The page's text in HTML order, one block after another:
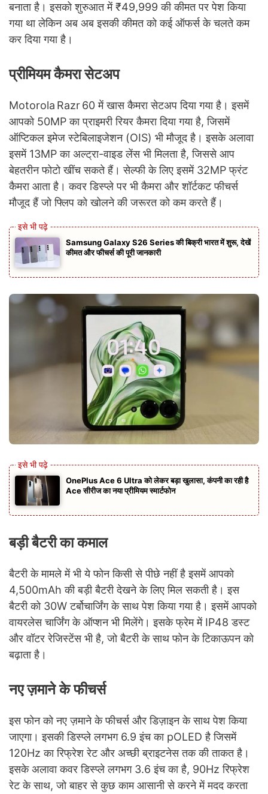
बनाता है। इसको शुरुआत में ₹49,999 की कीमत पर पेश किया
गया था लेकिन अब अब इसकी कीमत को कई ऑफर्स के चलते कम
कर दिया गया है।
प्रीमियम कैमरा सेटअप
Motorola Razr 60 में खास कैमरा सेटअप दिया गया है। इसमें
आपको 50MP का प्राइमरी रियर कैमरा दिया गया है, जिसमें
ऑप्टिकल इमेज स्टेबिलाइजेशन (OIS) भी मौजूद है। इसके अलावा
इसमें 13MP का अल्ट्रा-वाइड लेंस भी मिलता है, जिससे आप
बेहतरीन फोटो खींच सकते हैं। सेल्फी के लिए इसमें 32MP फ्रंट
कैमरा आता है। कवर डिस्प्ले पर भी कैमरा और शॉर्टकट फीचर्स
मौजूद हैं जो फ्लिप को खोलने की जरूरत को कम करते हैं।
Samsung Galaxy S26 Series की बिक्री भारत में शुरू, देखें
कीमत और फीचर्स की पूरी जानकारी
OnePlus Ace 6 Ultra को लेकर बड़ा खुलासा, कंपनी का रही है
Ace सीरीज का नया प्रीमियम स्मार्टफोन
बड़ी बैटरी का कमाल
बैटरी के मामले में भी ये फोन किसी से पीछे नहीं है इसमें आपको
4,500mAh की बड़ी बैटरी देखने के लिए मिल सकती है। इस
बैटरी को 30W टर्बोचार्जिंग के साथ पेश किया गया है। इसमें आपको
वायरलेस चार्जिंग के ऑप्शन भी मिलेंगे। इसके फ्रेम में IP48 डस्ट
और वॉटर रेजिस्टेंस भी है, जो बैटरी के साथ फोन के टिकाऊपन को
बढ़ाता है।
नए ज़माने के फीचर्स
इस फोन को नए ज़माने के फीचर्स और डिज़ाइन के साथ पेश किया
जाएगा। इसकी डिस्प्ले लगभग 6.9 इंच का pOLED है जिसमें
120Hz का रिफ्रेश रेट और अच्छी ब्राइटनेस तक की ताकत है।
इसके अलावा कवर डिस्प्ले लगभग 3.6 इंच का है, 90Hz रिफ्रेश
रेट के साथ, जो बाहर से कुछ काम आसानी से करने में मदद करता